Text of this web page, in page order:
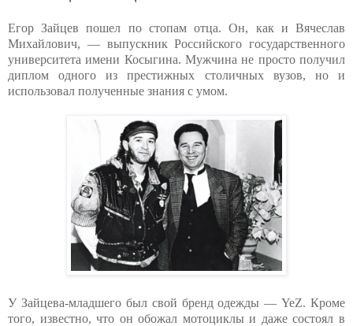
Егор Зайцев пошел по стопам отца. Он, как и Вячеслав
Михайлович, — выпускник Российского государственного
университета имени Косыгина. Мужчина не просто получил
диплом одного из престижных столичных вузов, но и
использовал полученные знания с умом.
У Зайцева-младшего был свой бренд одежды — YeZ. Кроме
того, известно, что он обожал мотоциклы и даже состоял в